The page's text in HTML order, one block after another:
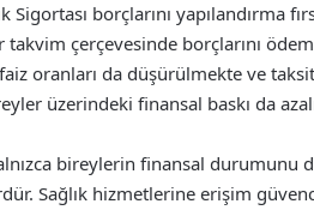
Sigortası borçlarını yapılandırma
çerçevesinde borçlarını
oranları da düşürülmekte ve
üzerindeki finansal baskı da
bireylerin finansal durumunu
Sağlık hizmetlerine erişim